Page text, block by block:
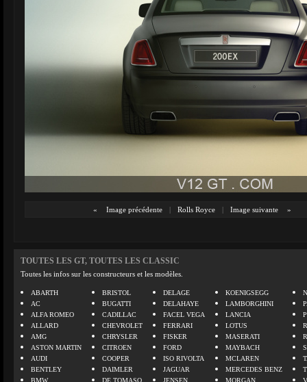
« Image précédente | Rolls Royce | Image suivante »
TOUTES LES GT, TOUTES LES CLASSIC
Toutes les infos sur les constructeurs et les modèles.
ABARTH
AC
ALFA ROMEO
ALLARD
AMG
ASTON MARTIN
AUDI
BENTLEY
BMW
BRISTOL
BUGATTI
CADILLAC
CHEVROLET
CHRYSLER
CITROEN
COOPER
DAIMLER
DE TOMASO
DELAGE
DELAHAYE
FACEL VEGA
FERRARI
FISKER
FORD
ISO RIVOLTA
JAGUAR
JENSEN
KOENIGSEGG
LAMBORGHINI
LANCIA
LOTUS
MASERATI
MAYBACH
MCLAREN
MERCEDES BENZ
MORGAN